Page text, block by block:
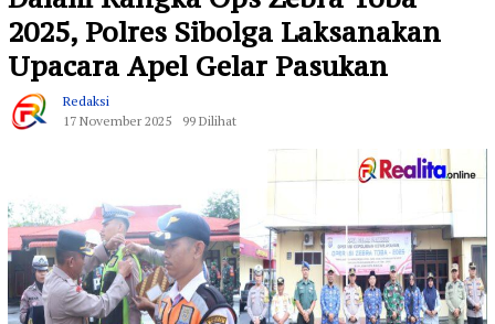
2025, Polres Sibolga Laksanakan
Upacara Apel Gelar Pasukan
Redaksi
17 November 2025
99 Dilihat